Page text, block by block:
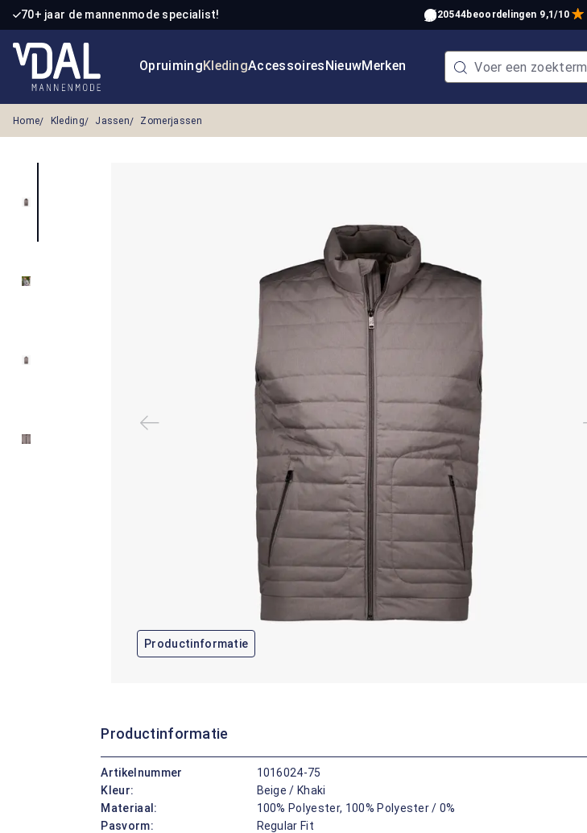
de hoofdinhoud
Ga naar de zoekopdracht
Ga naar de hoofdnavigatie
70+ jaar de mannenmode specialist! 20544beoordelingen 9,1/10
OpruimingKledingAccessoiresNieuwMerken
Home Kleding Jassen Zomerjassen
Productinformatie
Productinformatie
Artikelnummer
1016024-75
Kleur:
Beige / Khaki
Materiaal:
100% Polyester, 100% Polyester / 0%
Pasvorm:
Regular Fit